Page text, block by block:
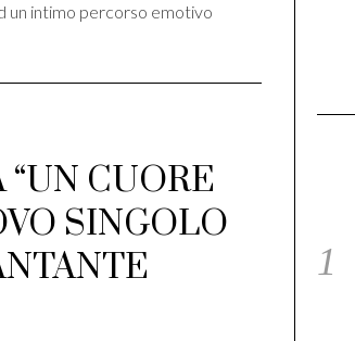
un intimo percorso emotivo
CUORE
SINGOLO